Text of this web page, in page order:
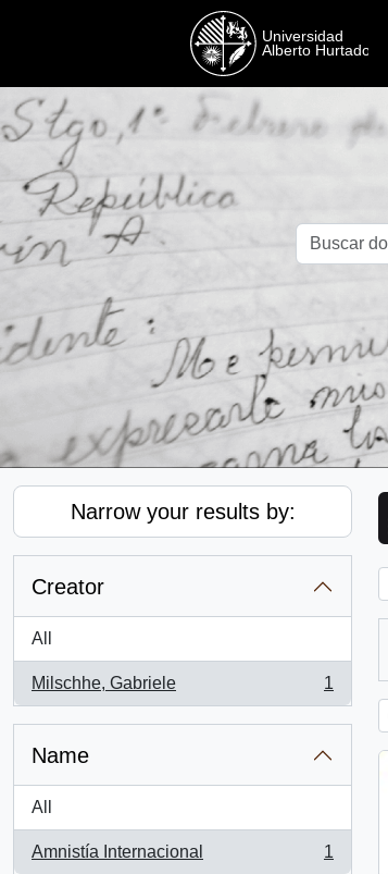
Narrow your results by:
Creator
All
Milschhe, Gabriele
, 1 results
1
Name
All
Amnistía Internacional
, 1 results
1